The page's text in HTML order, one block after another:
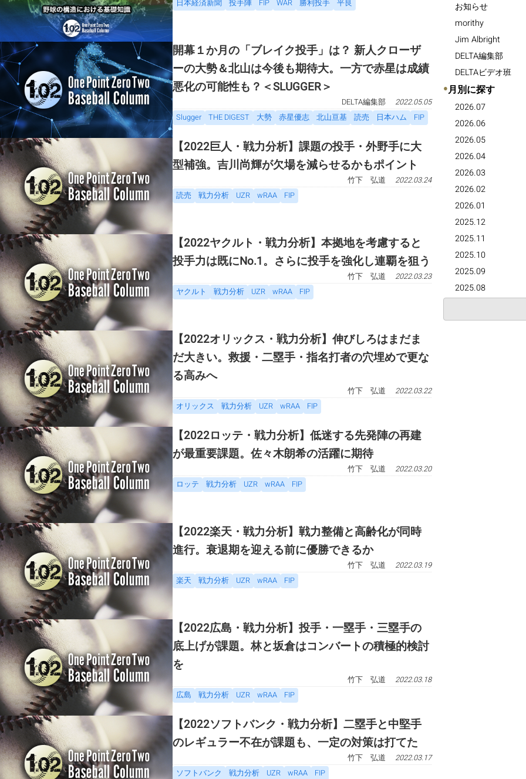
日本経済新聞
投手陣 FIP WAR 勝利投手 平良
開幕１か月の「ブレイク投手」は？ 新人クローザ
ーの大勢＆北山は今後も期待大。一方で赤星は成績
悪化の可能性も？＜SLUGGER＞
DELTA編集部
2022.05.05
Slugger
THE DIGEST 大勢 赤星優志 北山亘基 読売 日本ハム FIP
【2022巨人・戦力分析】課題の投手・外野手に大
型補強。吉川尚輝が欠場を減らせるかもポイント
竹下 弘道
2022.03.24
読売
戦力分析 UZR wRAA FIP
【2022ヤクルト・戦力分析】本拠地を考慮すると
投手力は既にNo.1。さらに投手を強化し連覇を狙う
竹下 弘道
2022.03.23
ヤクルト
戦力分析 UZR wRAA FIP
【2022オリックス・戦力分析】伸びしろはまだま
だ大きい。救援・二塁手・指名打者の穴埋めで更な
る高みへ
竹下 弘道
2022.03.22
オリックス
戦力分析 UZR wRAA FIP
【2022ロッテ・戦力分析】低迷する先発陣の再建
が最重要課題。佐々木朗希の活躍に期待
竹下 弘道
2022.03.20
ロッテ
戦力分析 UZR wRAA FIP
【2022楽天・戦力分析】戦力整備と高齢化が同時
進行。衰退期を迎える前に優勝できるか
竹下 弘道
2022.03.19
楽天
戦力分析 UZR wRAA FIP
【2022広島・戦力分析】投手・一塁手・三塁手の
底上げが課題。林と坂倉はコンバートの積極的検討
を
竹下 弘道
2022.03.18
広島
戦力分析 UZR wRAA FIP
【2022ソフトバンク・戦力分析】二塁手と中堅手
のレギュラー不在が課題も、一定の対策は打てた
竹下 弘道
2022.03.17
ソフトバンク
戦力分析 UZR wRAA FIP
お知らせ
morithy
Jim Albright
DELTA編集部
DELTAビデオ班
●月別に探す
2026.07
2026.06
2026.05
2026.04
2026.03
2026.02
2026.01
2025.12
2025.11
2025.10
2025.09
2025.08